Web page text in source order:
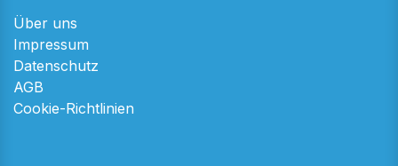
Über uns
Impressum
Datenschutz
AGB
Cookie-Richtlinien